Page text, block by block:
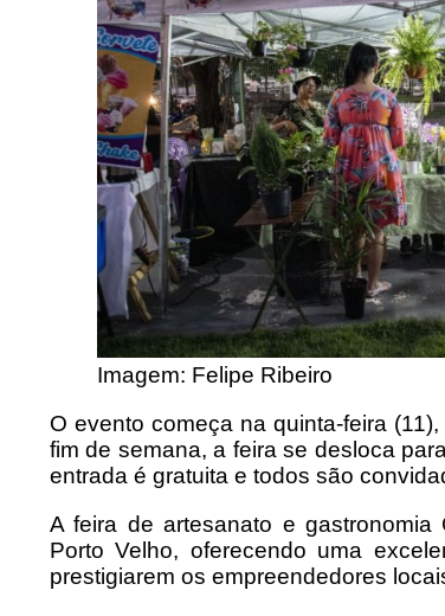
Imagem: Felipe Ribeiro
O evento começa na quinta-feira
fim de semana, a feira se desloca
entrada é gratuita e todos são
A feira de artesanato e
Porto Velho, oferecendo uma
prestigiarem os empreendedores